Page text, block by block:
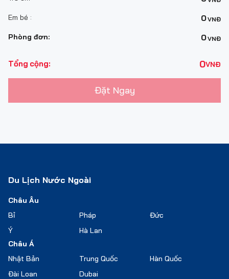
Em bé : 0VNĐ
Phòng đơn: 0VNĐ
Tổng cộng: 0VNĐ
Đặt Ngay
Du Lịch Nước Ngoài
Châu Âu
Bỉ
Pháp
Đức
Ý
Hà Lan
Châu Á
Nhật Bản
Trung Quốc
Hàn Quốc
Đài Loan
Dubai